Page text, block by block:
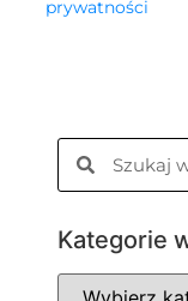
prywatności
Kategorie